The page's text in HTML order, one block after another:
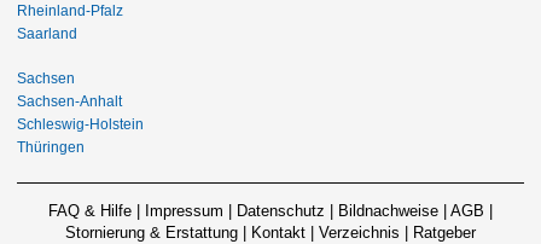
Rheinland-Pfalz
Saarland
Sachsen
Sachsen-Anhalt
Schleswig-Holstein
Thüringen
FAQ & Hilfe Impressum Datenschutz Bildnachweise AGB
Stornierung & Erstattung
Kontakt Verzeichnis Ratgeber